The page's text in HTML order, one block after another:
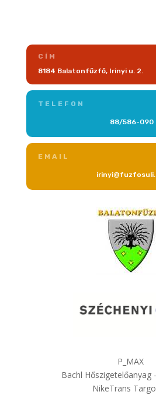
CÍM
8184 Balatonfűzfő, Irinyi u. 2.
TELEFON
88/586-090
EMAIL
P_MAX
Bachl Hőszigetelőanyag
NikeTrans